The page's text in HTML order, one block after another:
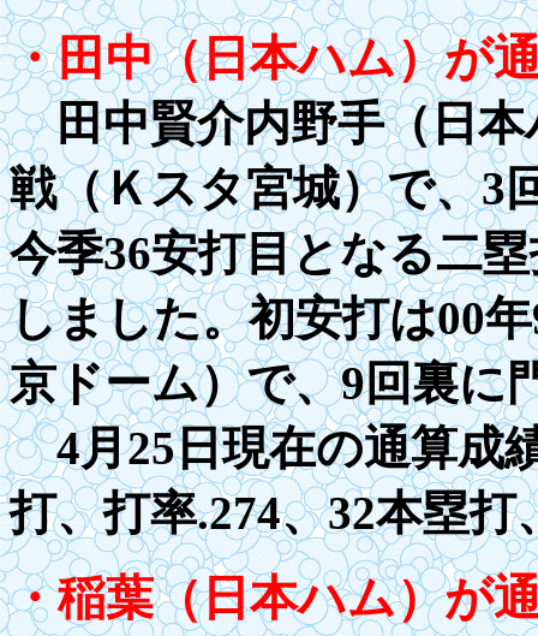
・田中（日本ハム）が
田中賢介内野手（日本
戦（Ｋスタ宮城）で、3
今季36安打目となる二
しました。初安打は00年
京ドーム）で、9回裏に
4月25日現在の通算成
打、打率.274、32本塁打
・稲葉（日本ハム）が